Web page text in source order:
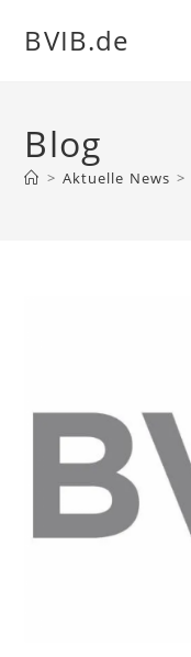
InhaltBVIB.de
Blog
> Aktuelle News >